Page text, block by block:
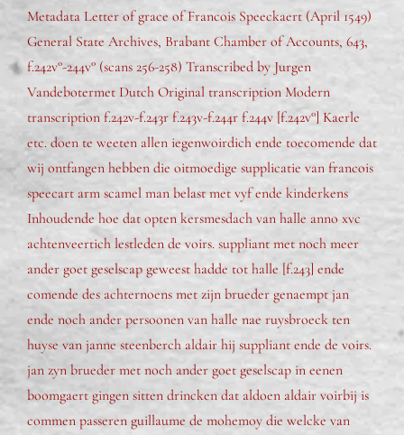
Metadata Letter of grace of Francois Speeckaert (April 1549)
General State Archives, Brabant Chamber of Accounts, 643,
f.242v°-244v° (scans 256-258) Transcribed by Jurgen
Vandebotermet Dutch Original transcription Modern
transcription f.242v-f.243r f.243v-f.244r f.244v [f.242v°] Kaerle
etc. doen te weeten allen iegenwoirdich ende toecomende dat
wij ontfangen hebben die oitmoedige supplicatie van francois
speecart arm scamel man belast met vyf ende kinderkens
Inhoudende hoe dat opten kersmesdach van halle anno xvc
achtenveertich lestleden de voirs. suppliant met noch meer
ander goet geselscap geweest hadde tot halle [f.243] ende
comende des achternoens met zijn brueder genaempt jan
ende noch ander persoonen van halle nae ruysbroeck ten
huyse van janne steenberch aldair hij suppliant ende de voirs.
jan zyn brueder met noch ander goet geselscap in eenen
boomgaert gingen sitten drincken dat aldoen aldair voirbij is
commen passeren guillaume de mohemoy die welcke van